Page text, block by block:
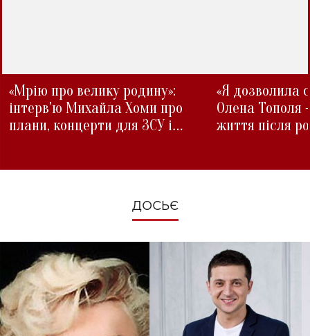
«Мрію про велику родину»:
інтерв'ю Михайла Хоми про
плани, концерти для ЗСУ і
«Я дозволила
Олена Тополя
життя після
ДОСЬЄ